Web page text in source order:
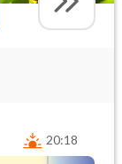
20:18